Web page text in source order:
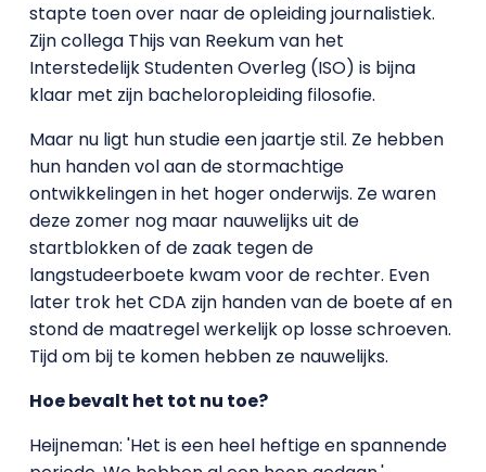
stapte toen over naar de opleiding journalistiek.
Zijn collega Thijs van Reekum van het
Interstedelijk Studenten Overleg (ISO) is bijna
klaar met zijn bacheloropleiding filosofie.
Maar nu ligt hun studie een jaartje stil. Ze hebben
hun handen vol aan de stormachtige
ontwikkelingen in het hoger onderwijs. Ze waren
deze zomer nog maar nauwelijks uit de
startblokken of de zaak tegen de
langstudeerboete kwam voor de rechter. Even
later trok het CDA zijn handen van de boete af en
stond de maatregel werkelijk op losse schroeven.
Tijd om bij te komen hebben ze nauwelijks.
Hoe bevalt het tot nu toe?
Heijneman: 'Het is een heel heftige en spannende